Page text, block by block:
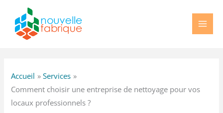
contenu
Accueil
Services
Comment choisir une entreprise de nettoyage pour vos
locaux professionnels ?